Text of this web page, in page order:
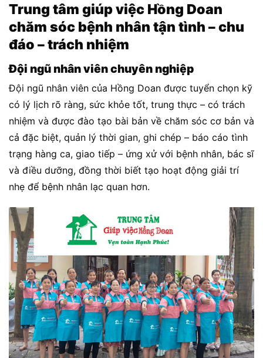
Trung tâm giúp việc Hồng Doan
chăm sóc bệnh nhân tận tình – chu
đáo – trách nhiệm
Đội ngũ nhân viên chuyên nghiệp
Đội ngũ nhân viên của Hồng Doan được tuyển chọn kỹ
có lý lịch rõ ràng, sức khỏe tốt, trung thực – có trách
nhiệm và được đào tạo bài bản về chăm sóc cơ bản và
cả đặc biệt, quản lý thời gian, ghi chép – báo cáo tình
trạng hàng ca, giao tiếp – ứng xử với bệnh nhân, bác sĩ
và điều dưỡng, đồng thời biết tạo hoạt động giải trí
nhẹ để bệnh nhân lạc quan hơn.